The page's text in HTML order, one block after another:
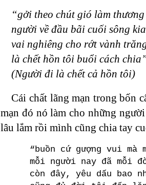
“gởi theo chút gió làm
người về đầu bãi cuối sông kia
vai nghiêng cho rớt vành
là chết hồn tôi buổi cách
(Người đi là chết cả hồn tôi)
Cái chất lãng mạn trong bốn
mạn đó nó làm cho những
lâu lắm rồi mình cũng chia tay
“buồn cứ gượng vui mà
mỗi người nay đã mỗi
còn đây, yêu dấu bao